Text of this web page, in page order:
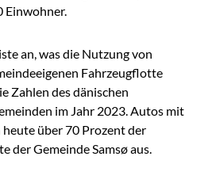
Einwohner.
an, was die Nutzung von
Fahrzeugflotte
Zahlen des dänischen
im Jahr 2023. Autos mit
über 70 Prozent der
der Gemeinde Samsø aus.